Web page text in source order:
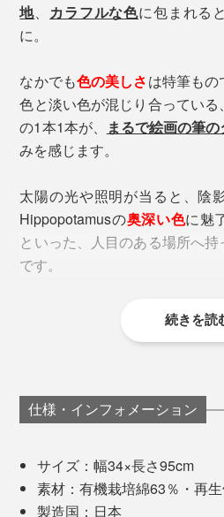
見た目は薄手ですが、触って
い感触。
つうのコットンタオルより乾
た。
2. ピスタチオ
透明度の高い川が流れる石鎚山
うことで、自然環境への負荷
す。
写真HIPPOPOTAMUSのバスタオル
地、 カラフルな色に包まれる
に。
なかでも色の美しさは特筆も
色と淡い色が混じり合ってい
の1本1本が、
まるで絵画の筆
みを感じます。
太陽の光や照明が当ると、陰
Hippopotamusの奥深い色に魅
といった、人目のある場所へ
です。
続きを読
仕様・インフォメーション
サイズ：幅34×長さ95cm
素材：有機栽培綿63％・再
製造国：日本